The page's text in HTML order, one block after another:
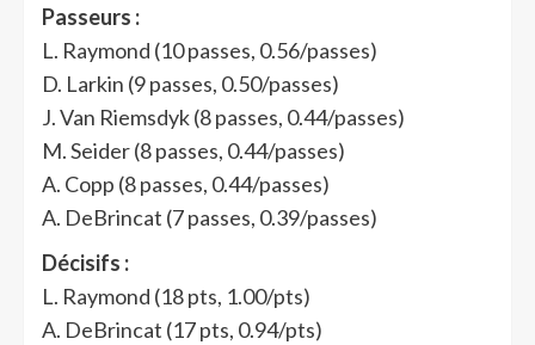
Passeurs :
L. Raymond (10 passes, 0.56/passes)
D. Larkin (9 passes, 0.50/passes)
J. Van Riemsdyk (8 passes, 0.44/passes)
M. Seider (8 passes, 0.44/passes)
A. Copp (8 passes, 0.44/passes)
A. DeBrincat (7 passes, 0.39/passes)
Décisifs :
L. Raymond (18 pts, 1.00/pts)
A. DeBrincat (17 pts, 0.94/pts)